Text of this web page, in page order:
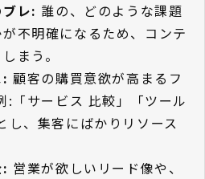
レ: 誰の、どのような課題
不明確になるため、コンテ
まう。
顧客の購買意欲が高まるフ
:「サービス 比較」「ツール
し、集客にばかりリソース
営業が欲しいリード像や、